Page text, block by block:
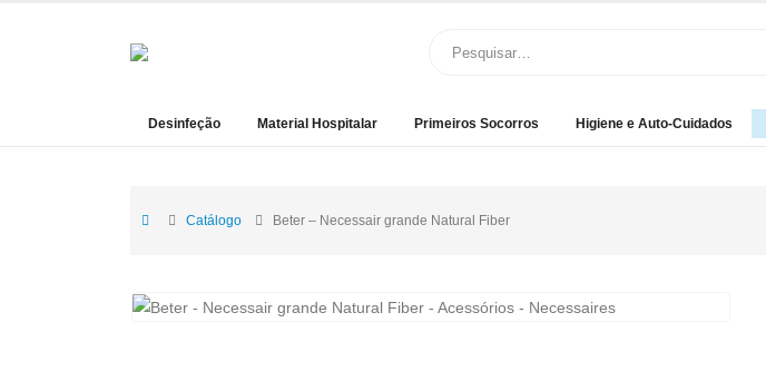
Desinfeção Material Hospitalar Primeiros Socorros Higiene e Auto-Cuidados
Catálogo Beter – Necessair grande Natural Fiber